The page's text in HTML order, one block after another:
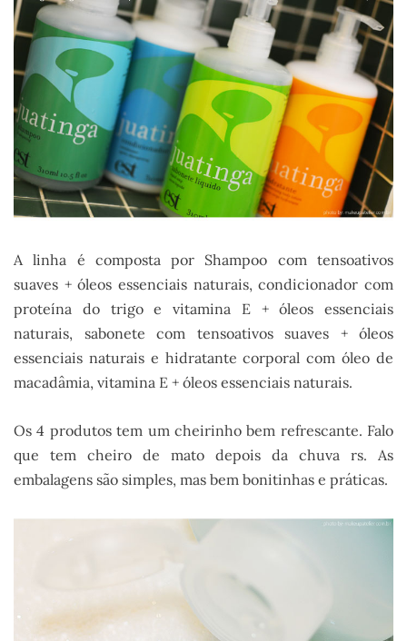
A linha é composta por Shampoo com tensoativos
suaves + óleos essenciais naturais, condicionador com
proteína do trigo e vitamina E + óleos essenciais
naturais, sabonete com tensoativos suaves + óleos
essenciais naturais e hidratante corporal com óleo de
macadâmia, vitamina E + óleos essenciais naturais.
Os 4 produtos tem um cheirinho bem refrescante. Falo
que tem cheiro de mato depois da chuva rs. As
embalagens são simples, mas bem bonitinhas e práticas.